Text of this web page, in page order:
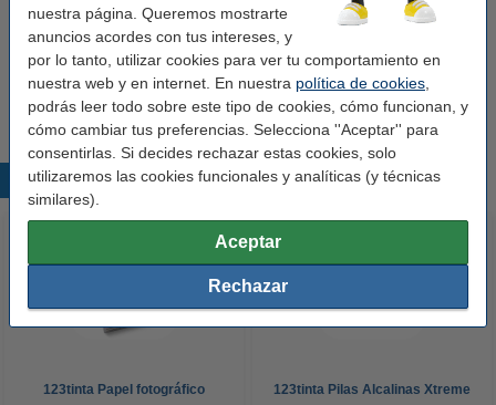
nuestra página. Queremos mostrarte
anuncios acordes con tus intereses, y
por lo tanto, utilizar cookies para ver tu comportamiento en
nuestra web y en internet. En nuestra política de cookies
podrás leer todo sobre este tipo de cookies, cómo funcionan, y
cómo cambiar tus preferencias. Selecciona ''Aceptar'' para
consentirlas. Si decides rechazar estas cookies, solo
utilizaremos las cookies funcionales y analíticas (y técnicas
similares).
Aceptar
Rechazar
Ver características y descripción
En almacén externo
19,50 € Comprar
Productos destacados
123tinta Papel fotográfico
123tinta Pilas Alcalinas Xtreme